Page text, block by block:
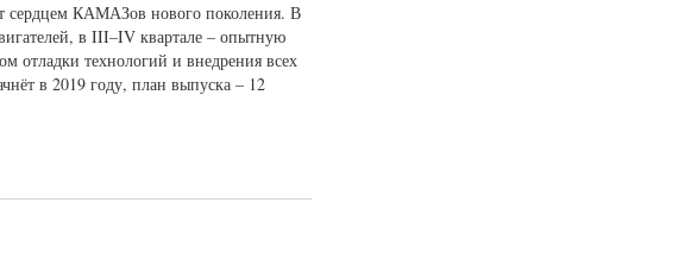
сердцем КАМАЗов нового поколения. В
в III–IV квартале – опытную
отладки технологий и внедрения всех
в 2019 году, план выпуска – 12